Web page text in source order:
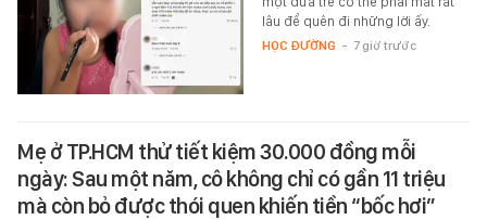
lâu để quên đi những lời ấy.
HỌC ĐƯỜNG - 7 giờ trước
Mẹ ở TP.HCM thử tiết kiệm 30.000 đồng mỗi
ngày: Sau một năm, cô không chỉ có gần 11 triệu
mà còn bỏ được thói quen khiến tiền “bốc hơi”